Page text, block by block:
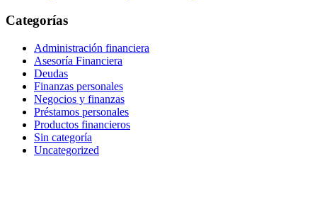
Categorías
Administración financiera
Asesoría Financiera
Deudas
Finanzas personales
Negocios y finanzas
Préstamos personales
Productos financieros
Sin categoría
Uncategorized